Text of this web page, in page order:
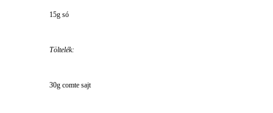
15g só
Töltelék:
30g comte sajt